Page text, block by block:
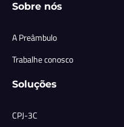
Sobre nós
A Preâmbulo
Trabalhe conosco
Soluções
CPJ-3C